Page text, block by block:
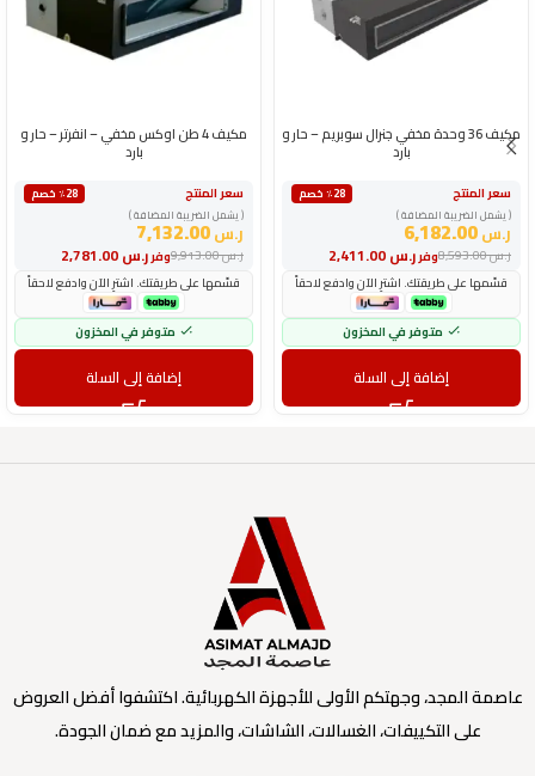
مكيف 36 وحدة مخفي جنرال سوبريم – حار و
بارد
سعر المنتج
٪28 خصم
( يشمل الضريبة المضافة )
ر.س6,182.00
وفرر.س ر.س8,593.00
قسّمها على طريقتك. اشترِ الآن وادفع لاحقاً
متوفر في المخزون
إضافة إلى السلة
مكيف 4 طن اوكس مخفي – انفرتر – حار و
بارد
سعر المنتج
٪28 خصم
( يشمل الضريبة المضافة )
ر.س7,132.00
وفرر.س ر.س9,913.00
قسّمها على طريقتك. اشترِ الآن وادفع لاحقاً
متوفر في المخزون
إضافة إلى السلة
عاصمة المجد، وجهتكم الأولى للأجهزة الكهربائية. اكتشفوا أفضل العروض
على التكييفات، الغسالات، الشاشات، والمزيد مع ضمان الجودة.